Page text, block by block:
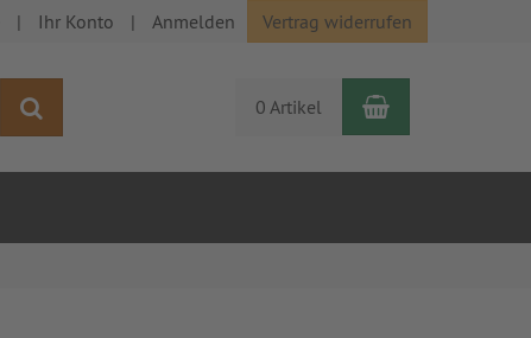
Vertrag widerrufen
Ihr Konto Anmelden
0 Artikel Warenkorb